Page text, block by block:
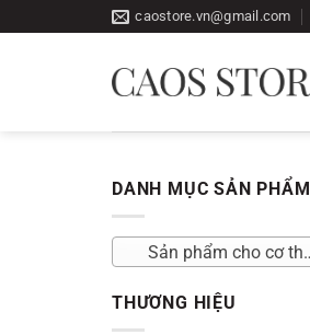
qua
caostore.vn@gmail.com
DANH MỤC SẢN PHẨM
Sản phẩm cho cơ thể Paula’s Choice
THƯƠNG HIỆU